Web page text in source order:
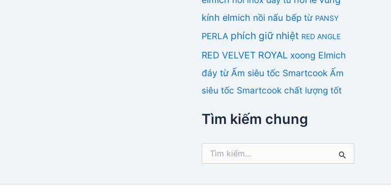
kính elmich nồi nấu bếp từ PANSY
PERLA phích giữ nhiệt RED ANGLE
RED VELVET ROYAL xoong Elmich
đáy từ Ấm siêu tốc Smartcook Ấm
siêu tốc Smartcook chất lượng tốt
Tìm kiếm chung